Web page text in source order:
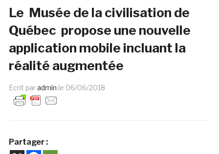
Le Musée de la civilisation de
Québec propose une nouvelle
application mobile incluant la
réalité augmentée
Ecrit paradmin le 06/06/2018
Partager :